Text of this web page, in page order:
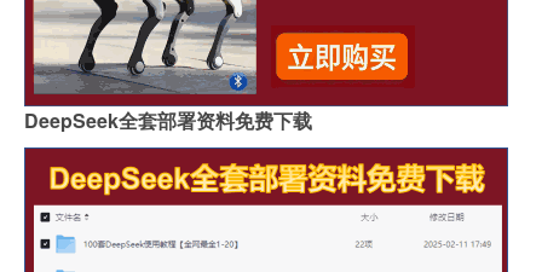
DeepSeek全套部署资料免费下载